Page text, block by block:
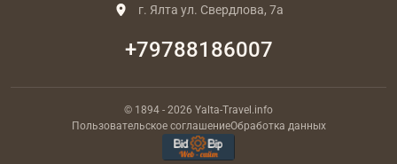
г. Ялта ул. Свердлова, 7а
+79788186007
© 1894 - 2026 Yalta-Travel.info
Пользовательское соглашениеОбработка данных